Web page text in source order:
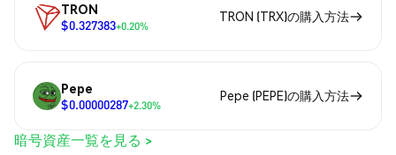
TRON
$0.327383+0.20%
TRON (TRX)の購入方法
Pepe
$0.00000287+2.30%
Pepe (PEPE)の購入方法
暗号資産一覧を見る >